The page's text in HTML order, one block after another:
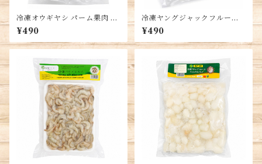
冷凍オウギヤシ パーム果肉 25
0g ベトナム産 冷凍フルーツ
チェー デザート トッピング用
¥490
冷凍ヤングジャックフルー
ツ、ベトナム産、カット済
み、真空パック、料理用、約5
00g、Young Jackfruit, Mit
¥490